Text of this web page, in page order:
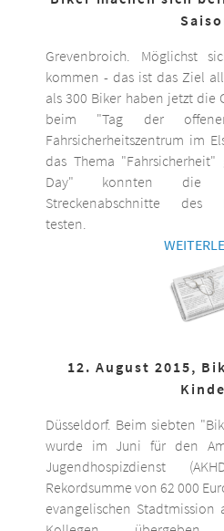
Grevenbroich. Möglichst
kommen - das ist das Ziel
als 300 Biker haben jetzt die
beim "Tag der
Fahrsicherheitszentrum im
das Thema
Day" konnten die
Streckenabschnitte des
testen.
12. August 2015,
Düsseldorf. Beim siebten
wurde im Juni für den
Jugendhospizdienst
Rekordsumme von 62 000
evangelischen